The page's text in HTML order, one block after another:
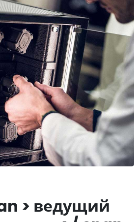
> ведущий